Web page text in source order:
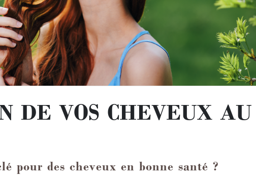
DE VOS CHEVEUX AU
pour des cheveux en bonne santé ?